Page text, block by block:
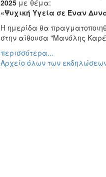
2025με θέμα:
«Ψυχική Υγεία σε Έναν
Η ημερίδα θα
στην αίθουσα "Μανόλης
περισσότερα...
Αρχείο όλων των